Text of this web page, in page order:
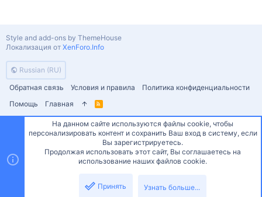
Russian (RU)
Обратная связь
Условия и правила
Политика конфиденциальности
Помощь
Главная
R
S
Style and add-ons by ThemeHouse
Локализация от XenForo.Info
СверхуСнизу
На данном сайте используются файлы cookie, чтобы
персонализировать контент и сохранить Ваш вход в систему, если
Вы зарегистрируетесь.
Продолжая использовать этот сайт, Вы соглашаетесь на
использование наших файлов cookie.
Принять Узнать больше...